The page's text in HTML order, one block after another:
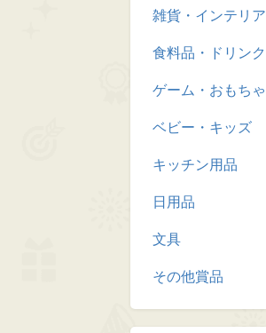
雑貨・インテリア
食料品・ドリンク
ゲーム・おもちゃ
ベビー・キッズ
キッチン用品
日用品
文具
その他賞品